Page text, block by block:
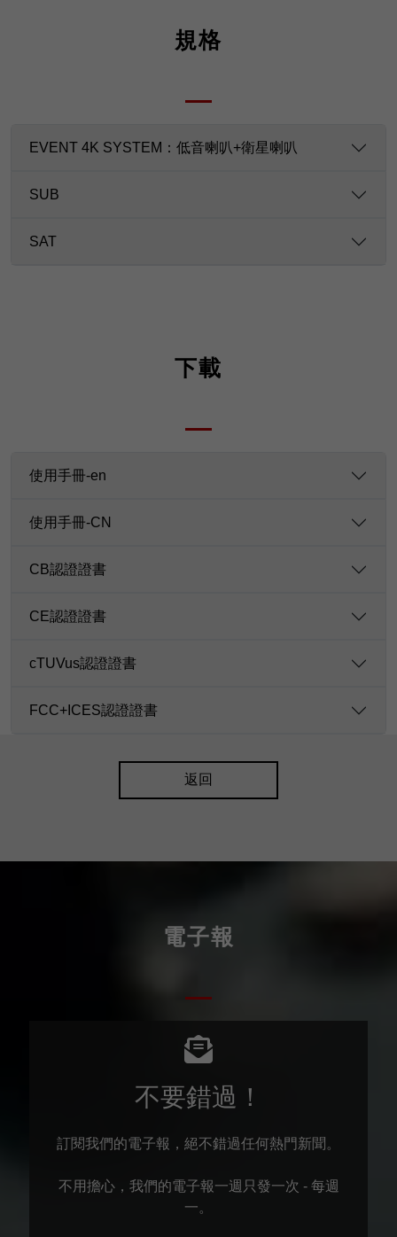
規格
EVENT 4K SYSTEM：低音喇叭+衛星喇叭
SUB
SAT
下載
使用手冊-en
使用手冊-CN
CB認證證書
CE認證證書
cTUVus認證證書
FCC+ICES認證證書
返回
電子報
不要錯過！
訂閱我們的電子報，絕不錯過任何熱門新聞。
不用擔心，我們的電子報一週只發一次 - 每週
一。